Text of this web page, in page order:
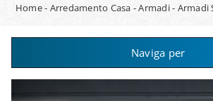
Home- Arredamento Casa -Armadi- Armadi
Naviga per